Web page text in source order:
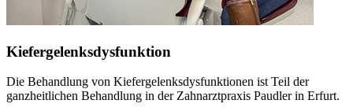
Kiefergelenksdysfunktion
Die Behandlung von Kiefergelenksdysfunktionen ist Teil der
ganzheitlichen Behandlung in der Zahnarztpraxis Paudler in Erfurt.